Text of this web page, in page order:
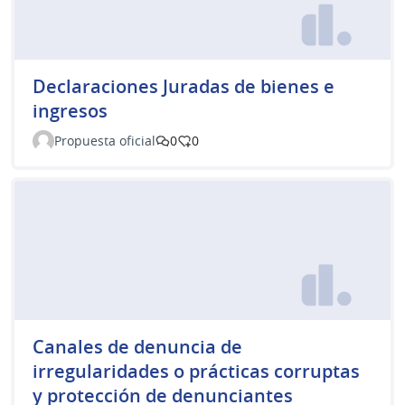
Declaraciones Juradas de bienes e
ingresos
Propuesta oficial 0 0
Canales de denuncia de
irregularidades o prácticas corruptas
y protección de denunciantes